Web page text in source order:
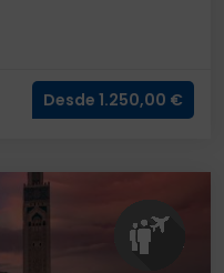
Desde 1.250,00 €